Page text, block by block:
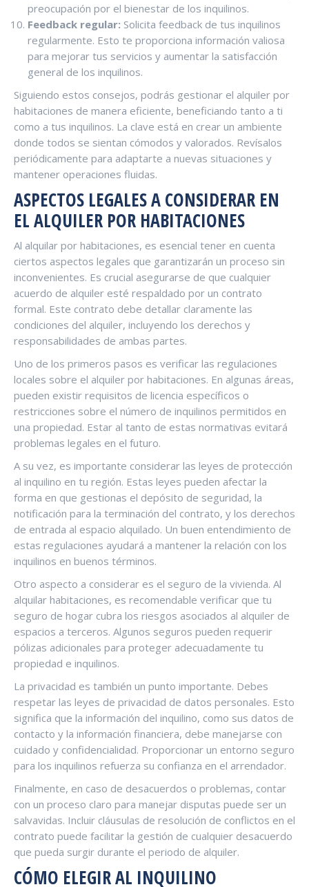
preocupación por el bienestar de los inquilinos.
Feedback regular: Solicita feedback de tus inquilinos
regularmente. Esto te proporciona información valiosa
para mejorar tus servicios y aumentar la satisfacción
general de los inquilinos.
Siguiendo estos consejos, podrás gestionar el alquiler por
habitaciones de manera eficiente, beneficiando tanto a ti
como a tus inquilinos. La clave está en crear un ambiente
donde todos se sientan cómodos y valorados. Revísalos
periódicamente para adaptarte a nuevas situaciones y
mantener operaciones fluidas.
ASPECTOS LEGALES A CONSIDERAR EN
EL ALQUILER POR HABITACIONES
Al alquilar por habitaciones, es esencial tener en cuenta
ciertos aspectos legales que garantizarán un proceso sin
inconvenientes. Es crucial asegurarse de que cualquier
acuerdo de alquiler esté respaldado por un contrato
formal. Este contrato debe detallar claramente las
condiciones del alquiler, incluyendo los derechos y
responsabilidades de ambas partes.
Uno de los primeros pasos es verificar las regulaciones
locales sobre el alquiler por habitaciones. En algunas áreas,
pueden existir requisitos de licencia específicos o
restricciones sobre el número de inquilinos permitidos en
una propiedad. Estar al tanto de estas normativas evitará
problemas legales en el futuro.
A su vez, es importante considerar las leyes de protección
al inquilino en tu región. Estas leyes pueden afectar la
forma en que gestionas el depósito de seguridad, la
notificación para la terminación del contrato, y los derechos
de entrada al espacio alquilado. Un buen entendimiento de
estas regulaciones ayudará a mantener la relación con los
inquilinos en buenos términos.
Otro aspecto a considerar es el seguro de la vivienda. Al
alquilar habitaciones, es recomendable verificar que tu
seguro de hogar cubra los riesgos asociados al alquiler de
espacios a terceros. Algunos seguros pueden requerir
pólizas adicionales para proteger adecuadamente tu
propiedad e inquilinos.
La privacidad es también un punto importante. Debes
respetar las leyes de privacidad de datos personales. Esto
significa que la información del inquilino, como sus datos de
contacto y la información financiera, debe manejarse con
cuidado y confidencialidad. Proporcionar un entorno seguro
para los inquilinos refuerza su confianza en el arrendador.
Finalmente, en caso de desacuerdos o problemas, contar
con un proceso claro para manejar disputas puede ser un
salvavidas. Incluir cláusulas de resolución de conflictos en el
contrato puede facilitar la gestión de cualquier desacuerdo
que pueda surgir durante el periodo de alquiler.
CÓMO ELEGIR AL INQUILINO